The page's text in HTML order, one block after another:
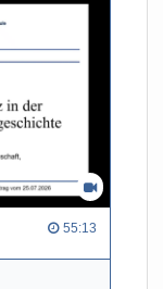
55:13